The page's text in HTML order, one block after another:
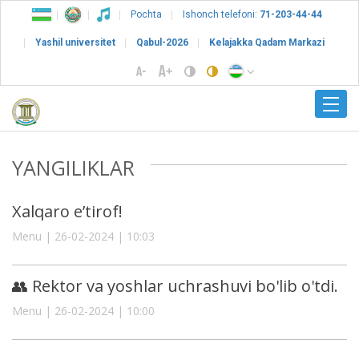
Pochta Ishonch telefoni: 71-203-44-44
Yashil universitet Qabul-2026 Kelajakka Qadam Markazi
YANGILIKLAR
Xalqaro e’tirof!
Menu | 26-02-2024 | 10:03
👥 Rektor va yoshlar uchrashuvi bo'lib o'tdi.
Menu | 26-02-2024 | 10:00